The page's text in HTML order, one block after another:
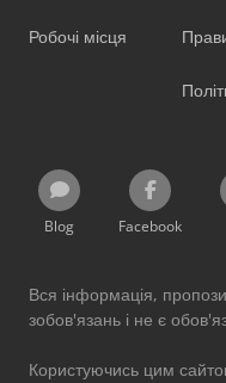
Робочі місця
Blog Facebook
Вся інформація,
зобов'язань і не є
Користуючись цим